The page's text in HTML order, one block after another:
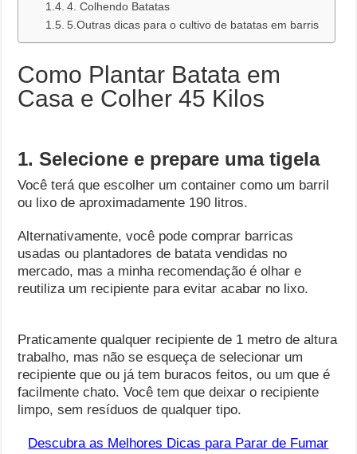
4. Colhendo Batatas
5.Outras dicas para o cultivo de batatas em barris
Como Plantar Batata em
Casa e Colher 45 Kilos
1. Selecione e prepare uma tigela
Você terá que escolher um container como um barril
ou lixo de aproximadamente 190 litros.
Alternativamente, você pode comprar barricas
usadas ou plantadores de batata vendidas no
mercado, mas a minha recomendação é olhar e
reutiliza um recipiente para evitar acabar no lixo.
Praticamente qualquer recipiente de 1 metro de altura
trabalho, mas não se esqueça de selecionar um
recipiente que ou já tem buracos feitos, ou um que é
facilmente chato. Você tem que deixar o recipiente
limpo, sem resíduos de qualquer tipo.
Descubra as Melhores Dicas para Parar de Fumar